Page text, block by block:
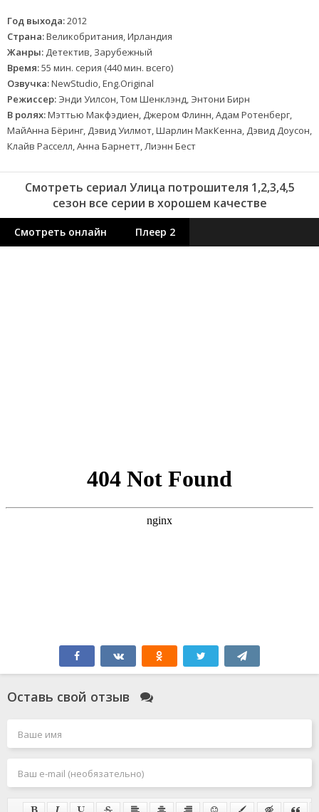
Год выхода:2012
Страна:Великобритания, Ирландия
Жанры: Детектив, Зарубежный
Время:55 мин. серия (440 мин. всего)
Озвучка:NewStudio, Eng.Original
Режиссер: Энди Уилсон, Том Шенклэнд, Энтони Бирн
В ролях:Мэттью Макфэдиен, Джером Флинн, Адам Ротенберг,
МайАнна Бёринг, Дэвид Уилмот, Шарлин МакКенна, Дэвид Доусон,
Клайв Расселл, Анна Барнетт, Лиэнн Бест
Смотреть сериал Улица потрошителя 1,2,3,4,5
сезон все серии в хорошем качестве
Смотреть онлайн Плеер 2
Оставь свой отзыв